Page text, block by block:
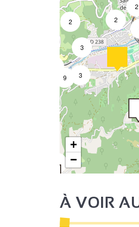
2
2
3
3
9
2
+
−
À VOIR